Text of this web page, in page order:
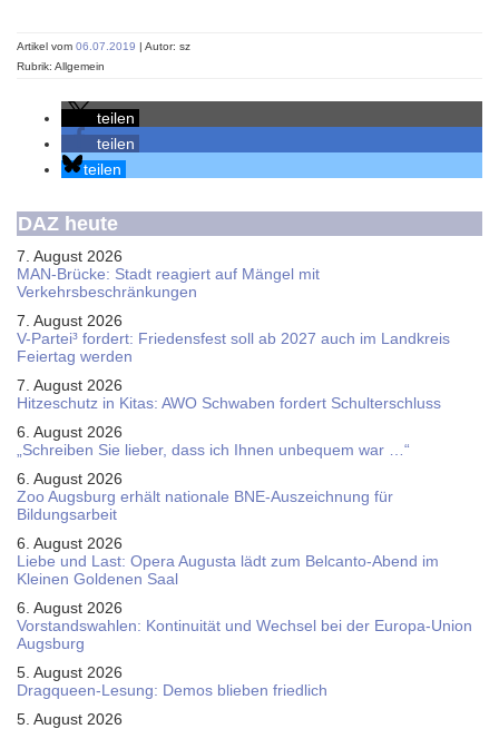
Artikel vom 06.07.2019 | Autor: sz
Rubrik: Allgemein
teilen
teilen
teilen
DAZ heute
7. August 2026
MAN-Brücke: Stadt reagiert auf Mängel mit
Verkehrsbeschränkungen
7. August 2026
V-Partei­³ fordert: Friedens­fest soll ab 2027 auch im Land­kreis
Feier­tag werden
7. August 2026
Hitzeschutz in Kitas: AWO Schwaben fordert Schulterschluss
6. August 2026
„Schreiben Sie lieber, dass ich Ihnen unbequem war …“
6. August 2026
Zoo Augsburg erhält nationale BNE-Auszeichnung für
Bildungsarbeit
6. August 2026
Liebe und Last: Opera Augusta lädt zum Belcanto-Abend im
Kleinen Goldenen Saal
6. August 2026
Vorstandswahlen: Kontinuität und Wechsel bei der Europa-Union
Augsburg
5. August 2026
Dragqueen-Lesung: Demos blieben friedlich
5. August 2026